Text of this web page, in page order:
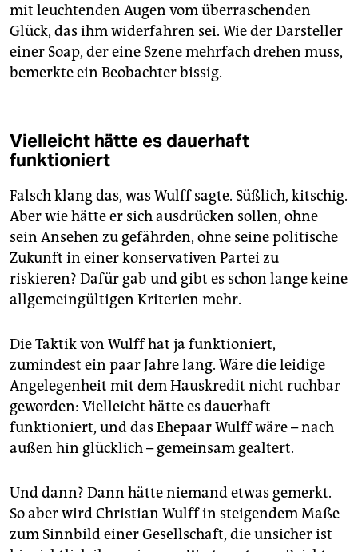
mit leuchtenden Augen vom überraschenden
Glück, das ihm widerfahren sei. Wie der Darsteller
einer Soap, der eine Szene mehrfach drehen muss,
bemerkte ein Beobachter bissig.
Vielleicht hätte es dauerhaft
funktioniert
Falsch klang das, was Wulff sagte. Süßlich, kitschig.
Aber wie hätte er sich ausdrücken sollen, ohne
sein Ansehen zu gefährden, ohne seine politische
Zukunft in einer konservativen Partei zu
riskieren? Dafür gab und gibt es schon lange keine
allgemeingültigen Kriterien mehr.
Die Taktik von Wulff hat ja funktioniert,
zumindest ein paar Jahre lang. Wäre die leidige
Angelegenheit mit dem Hauskredit nicht ruchbar
geworden: Vielleicht hätte es dauerhaft
funktioniert, und das Ehepaar Wulff wäre – nach
außen hin glücklich – gemeinsam gealtert.
Und dann? Dann hätte niemand etwas gemerkt.
So aber wird Christian Wulff in steigendem Maße
zum Sinnbild einer Gesellschaft, die unsicher ist